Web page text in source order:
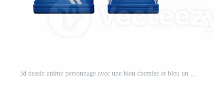
3d dessin animé personnage avec une bleu chemise et bleu un pantalon permanent pose PNG Pro